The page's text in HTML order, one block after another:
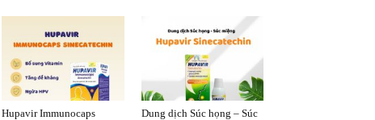
Hupavir Immunocaps
Dung dịch Súc họng – Súc